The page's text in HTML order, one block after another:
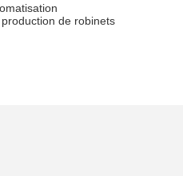
de robinets